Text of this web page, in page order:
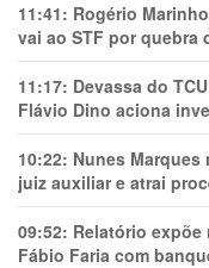
11:41: Rogério
vai ao STF por quebra
11:17: Devassa do
Flávio Dino aciona
10:22: Nunes Marques
juiz auxiliar e atrai
09:52: Relatório expõe
Fábio Faria com